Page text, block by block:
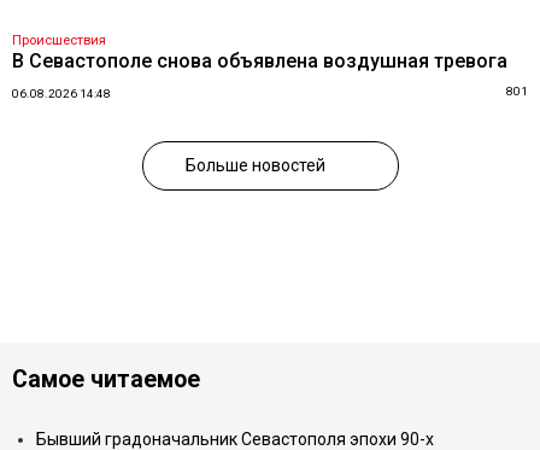
Происшествия
В Севастополе снова объявлена воздушная тревога
06.08.2026 14:48 801
Больше новостей
Самое читаемое
Бывший градоначальник Севастополя эпохи 90-х